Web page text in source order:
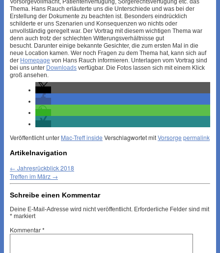
Vorsorgevollmacht, Patientenverfügung, Sorgerechtsverfügung etc. das
Thema. Hans Rauch erläuterte uns die Unterschiede und was bei der
Erstellung der Dokumente zu beachten ist. Besonders eindrücklich
schilderte er uns Szenarien und Konsequenzen wo nichts oder
unvollständig geregelt war. Der Vortrag mit diesem wichtigen Thema war
denn auch trotz der schlechten Witterungsverhältnisse gut
besucht. Darunter einige bekannte Gesichter, die zum ersten Mal in die
neue Location kamen. Wer noch Fragen zu dem Thema hat, kann sich auf
der Homepage von Hans Rauch informieren. Unterlagen vom Vortrag sind
bei uns unter Downloads verfügbar. Die Fotos lassen sich mit einem Klick
groß ansehen.
Veröffentlicht unter Mac-Treff inside Verschlagwortet mitVorsorge permalink
Artikelnavigation
← Jahresrückblick 2018
Treffen im März →
Schreibe einen Kommentar
Deine E-Mail-Adresse wird nicht veröffentlicht. Erforderliche Felder sind mit
* markiert
Kommentar*